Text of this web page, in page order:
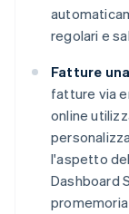
regolari e
Fatture
fatture via
online
l'aspetto
Dashboard